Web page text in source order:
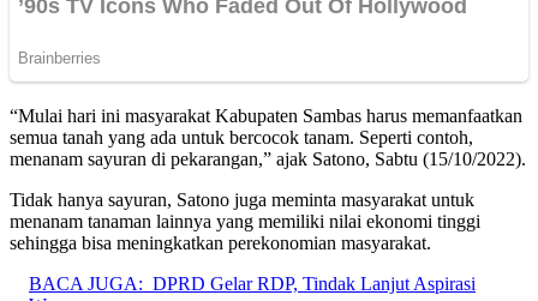
“Mulai hari ini masyarakat Kabupaten Sambas harus memanfaatkan
semua tanah yang ada untuk bercocok tanam. Seperti contoh,
menanam sayuran di pekarangan,” ajak Satono, Sabtu (15/10/2022).
Tidak hanya sayuran, Satono juga meminta masyarakat untuk
menanam tanaman lainnya yang memiliki nilai ekonomi tinggi
sehingga bisa meningkatkan perekonomian masyarakat.
BACA JUGA: DPRD Gelar RDP, Tindak Lanjut Aspirasi